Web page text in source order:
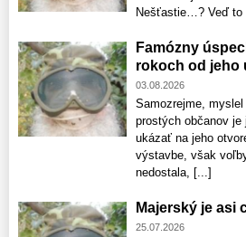
Nešťastie…? Veď to
Famózny
rokoch od jeho
03.08.2026
Samozrejme, myslel
prostých občanov je
ukázať na jeho
výstavbe, však
nedostala, [...]
Majerský je asi
25.07.2026